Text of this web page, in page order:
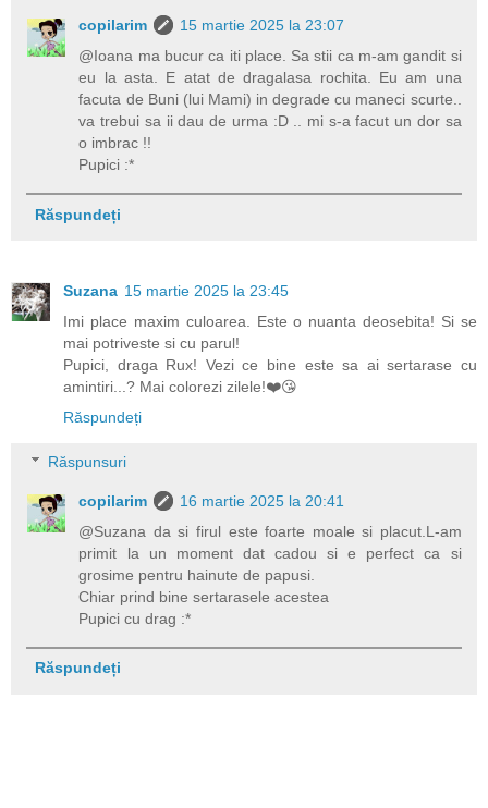
copilarim
15 martie 2025 la 23:07
@Ioana ma bucur ca iti place. Sa stii ca m-am gandit si
eu la asta. E atat de dragalasa rochita. Eu am una
facuta de Buni (lui Mami) in degrade cu maneci scurte..
va trebui sa ii dau de urma :D .. mi s-a facut un dor sa
o imbrac !!
Pupici :*
Răspundeți
Suzana 15 martie 2025 la 23:45
Imi place maxim culoarea. Este o nuanta deosebita! Si se
mai potriveste si cu parul!
Pupici, draga Rux! Vezi ce bine este sa ai sertarase cu
amintiri...? Mai colorezi zilele!❤️😘
Răspundeți
Răspunsuri
copilarim
16 martie 2025 la 20:41
@Suzana da si firul este foarte moale si placut.L-am
primit la un moment dat cadou si e perfect ca si
grosime pentru hainute de papusi.
Chiar prind bine sertarasele acestea
Pupici cu drag :*
Răspundeți